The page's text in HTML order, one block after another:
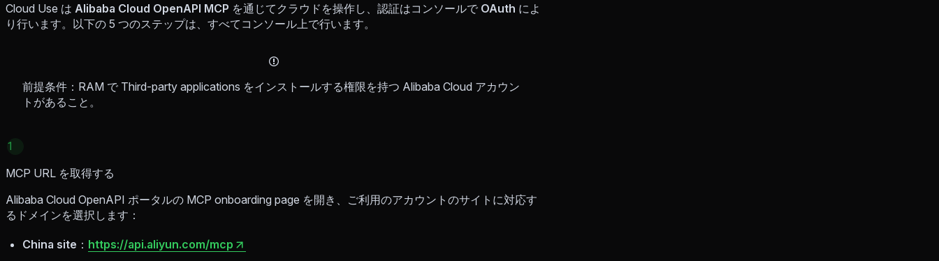
Cloud Use は Alibaba Cloud OpenAPI MCP を通じてクラウドを操作し、認証はコンソールで OAuth によ
り行います。以下の 5 つのステップは、すべてコンソール上で行います。
前提条件：RAM で Third-party applications をインストールする権限を持つ Alibaba Cloud アカウン
トがあること。
1
MCP URL を取得する
Alibaba Cloud OpenAPI ポータルの MCP onboarding page を開き、ご利用のアカウントのサイトに対応す
るドメインを選択します：
China site ： https://api.aliyun.com/mcp